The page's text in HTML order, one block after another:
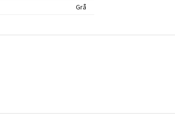
Grå